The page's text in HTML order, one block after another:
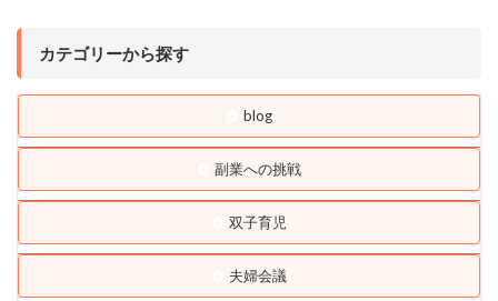
カテゴリーから探す
blog
副業への挑戦
双子育児
夫婦会議